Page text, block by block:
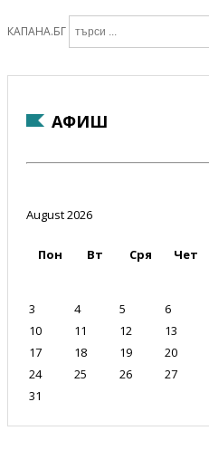
КАПАНА.БГ
АФИШ
August 2026
Пон Вт Сря Чет
3
4 5 6
10
11 12 13
17
18 19 20
24
25 26 27
31